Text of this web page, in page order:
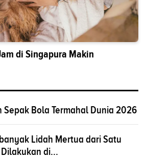
di Singapura Makin
Sepak Bola Termahal Dunia 2026
Lidah Mertua dari Satu
di...